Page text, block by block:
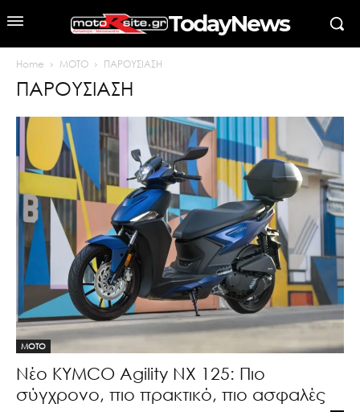
TodayNews
Home MOTO ΠΑΡΟΥΣΙΑΣΗ
ΠΑΡΟΥΣΙΑΣΗ
MOTO
Νέο KYMCO Agility NX 125: Πιο
σύγχρονο, πιο πρακτικό, πιο ασφαλές